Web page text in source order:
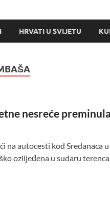
HRVATI U SVIJETU
nesreće
na autocesti kod Sredanaca
ozlijeđena u sudaru terenca